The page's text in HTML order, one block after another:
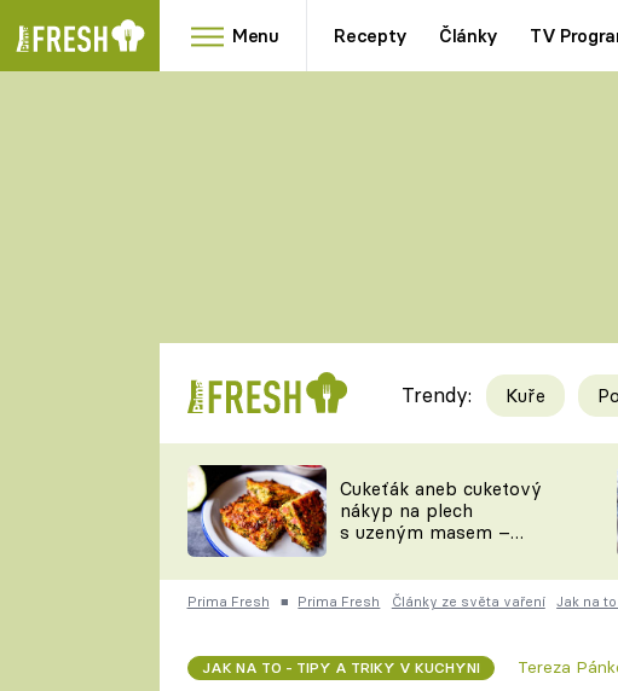
Menu Recepty Články TV
RYCHLOVKY
Videorecepty
TEĎ VAŘÍ ŠÉF!
ČESKO NA TALÍŘI
DOMÁCÍ
KUCHAŘKA
Trendy: Kuře
Cukeťák aneb cuketový
nákyp na plech
s uzeným masem –
zpracovat přerostlé
cukety
Prima Fresh ■ Prima Fresh Články ze světa vaření Jak na
JAK NA TO - TIPY A TRIKY V KUCHYNI Tereza